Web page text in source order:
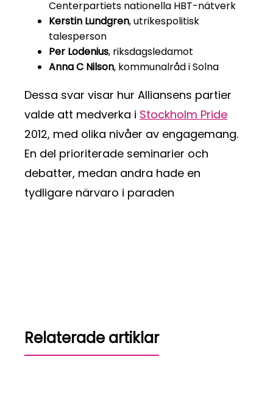
Centerpartiets nationella HBT-nätverk
Kerstin Lundgren, utrikespolitisk
talesperson
Per Lodenius, riksdagsledamot
Anna C Nilson, kommunalråd i Solna
Dessa svar visar hur Alliansens partier
valde att medverka i Stockholm Pride
2012, med olika nivåer av engagemang.
En del prioriterade seminarier och
debatter, medan andra hade en
tydligare närvaro i paraden
Relaterade artiklar